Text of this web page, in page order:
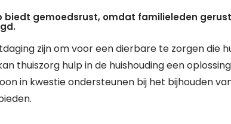
biedt gemoedsrust, omdat familieleden
zijn om voor een dierbare te zorgen die
thuiszorg hulp in de huishouding een
in kwestie ondersteunen bij het bijhouden